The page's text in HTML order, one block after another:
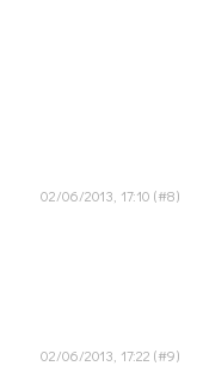
02/06/2013, 17:10
02/06/2013, 17:22